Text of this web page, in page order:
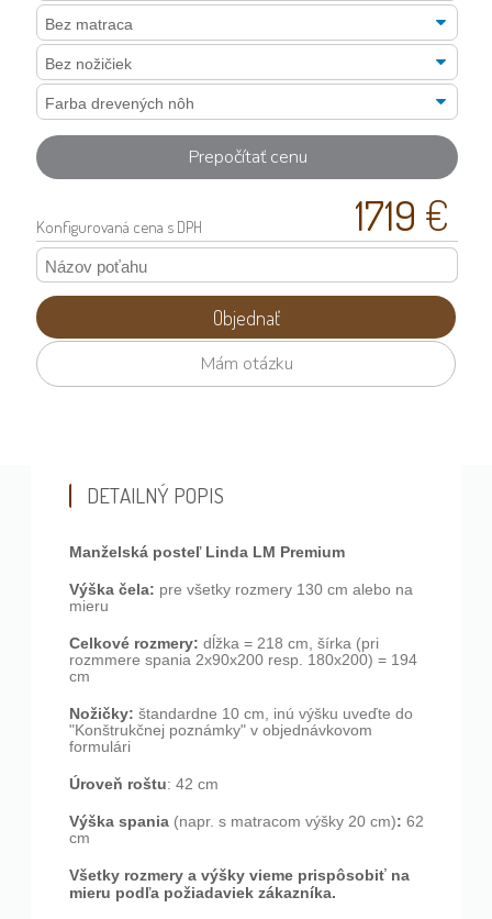
Prepočítať cenu
Konfigurovaná cena s DPH 1719 €
Objednať
Mám otázku
DETAILNÝ POPIS
Manželská posteľ Linda LM Premium
Výška čela: pre všetky rozmery 130 cm alebo na
mieru
Celkové rozmery: dĺžka = 218 cm, šírka (pri
rozmmere spania 2x90x200 resp. 180x200) = 194
cm
Nožičky: štandardne 10 cm, inú výšku uveďte do
"Konštrukčnej poznámky" v objednávkovom
formulári
Úroveň roštu: 42 cm
Výška spania (napr. s matracom výšky 20 cm): 62
cm
Všetky rozmery a výšky vieme prispôsobiť na
mieru podľa požiadaviek zákazníka.